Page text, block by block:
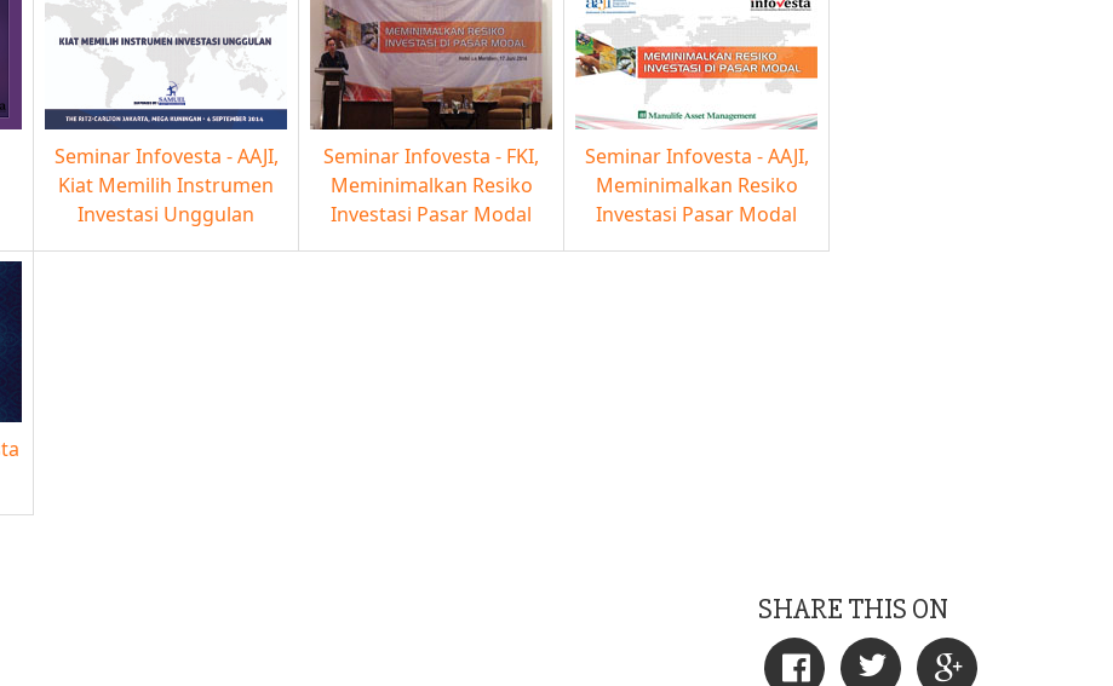
Seminar Infovesta - AAJI,
Kiat Memilih Instrumen
Investasi Unggulan
Seminar Infovesta - FKI,
Meminimalkan Resiko
Investasi Pasar Modal
Seminar Infovesta - AAJI,
Meminimalkan Resiko
Investasi Pasar Modal
SHARE THIS ON